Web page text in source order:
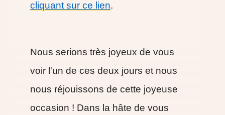
cliquant sur ce lien.
Nous serions très joyeux de vous
voir l'un de ces deux jours et nous
nous réjouissons de cette joyeuse
occasion ! Dans la hâte de vous